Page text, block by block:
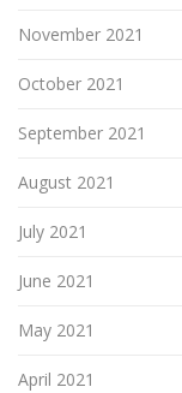
November 2021
October 2021
September 2021
August 2021
July 2021
June 2021
May 2021
April 2021